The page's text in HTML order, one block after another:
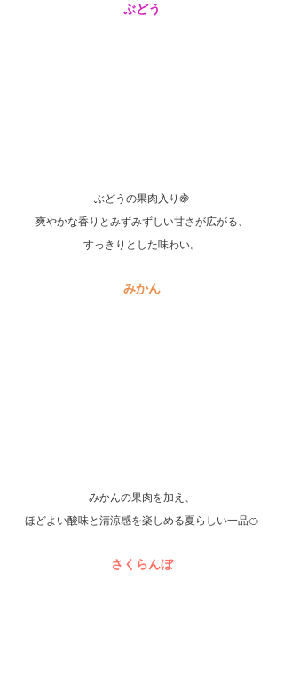
ぶどう
ぶどうの果肉入り🍇
爽やかな香りとみずみずしい甘さが広がる、
すっきりとした味わい。
みかん
みかんの果肉を加え、
ほどよい酸味と清涼感を楽しめる夏らしい一品🍊
さくらんぼ